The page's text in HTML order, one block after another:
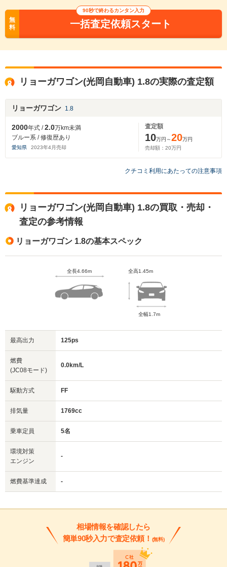
無
料
90秒で終わるカンタン入力
一括査定依頼スタート
リョーガワゴン(光岡自動車) 1.8の実際の査定額
リョーガワゴン 1.8
2000年式 /2.0万km未満
ブルー系 / 修復歴あり
愛知県 2023年4月売却
査定額
10万円～20万円
売却額： 20万円
クチコミ利用にあたっての注意事項
リョーガワゴン(光岡自動車) 1.8の買取・売却・
査定の参考情報
リョーガワゴン 1.8の基本スペック
全長4.66m 全高1.45m
全幅1.7m
最高出力 125ps
燃費
(JC08モード)
0.0km/L
駆動方式 FF
排気量 1769cc
乗車定員 5名
環境対策
エンジン
-
燃費基準達成 -
相場情報を確認したら
簡単90秒入力で査定依頼！ (無料)